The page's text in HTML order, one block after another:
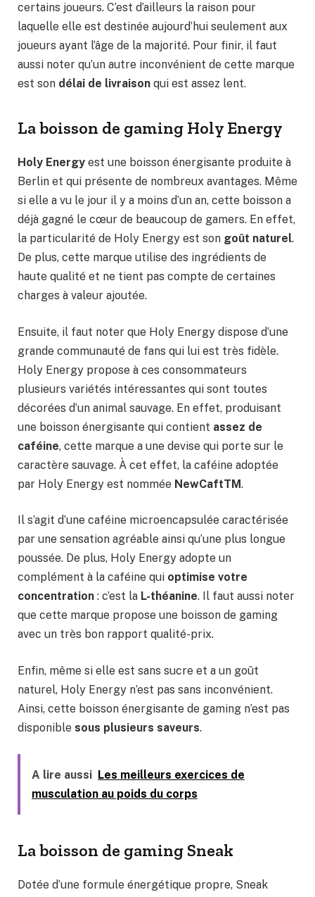
certains joueurs. C’est d’ailleurs la raison pour
laquelle elle est destinée aujourd’hui seulement aux
joueurs ayant l’âge de la majorité. Pour finir, il faut
aussi noter qu’un autre inconvénient de cette marque
est son délai de livraison qui est assez lent.
La boisson de gaming Holy Energy
Holy Energy est une boisson énergisante produite à
Berlin et qui présente de nombreux avantages. Même
si elle a vu le jour il y a moins d’un an, cette boisson a
déjà gagné le cœur de beaucoup de gamers. En effet,
la particularité de Holy Energy est son goût naturel.
De plus, cette marque utilise des ingrédients de
haute qualité et ne tient pas compte de certaines
charges à valeur ajoutée.
Ensuite, il faut noter que Holy Energy dispose d’une
grande communauté de fans qui lui est très fidèle.
Holy Energy propose à ces consommateurs
plusieurs variétés intéressantes qui sont toutes
décorées d’un animal sauvage. En effet, produisant
une boisson énergisante qui contient assez de
caféine, cette marque a une devise qui porte sur le
caractère sauvage. À cet effet, la caféine adoptée
par Holy Energy est nommée NewCaftTM.
Il s’agit d’une caféine microencapsulée caractérisée
par une sensation agréable ainsi qu’une plus longue
poussée. De plus, Holy Energy adopte un
complément à la caféine qui optimise votre
concentration : c’est la L-théanine. Il faut aussi noter
que cette marque propose une boisson de gaming
avec un très bon rapport qualité-prix.
Enfin, même si elle est sans sucre et a un goût
naturel, Holy Energy n’est pas sans inconvénient.
Ainsi, cette boisson énergisante de gaming n’est pas
disponible sous plusieurs saveurs.
A lire aussi Les meilleurs exercices de
musculation au poids du corps
La boisson de gaming Sneak
Dotée d’une formule énergétique propre, Sneak